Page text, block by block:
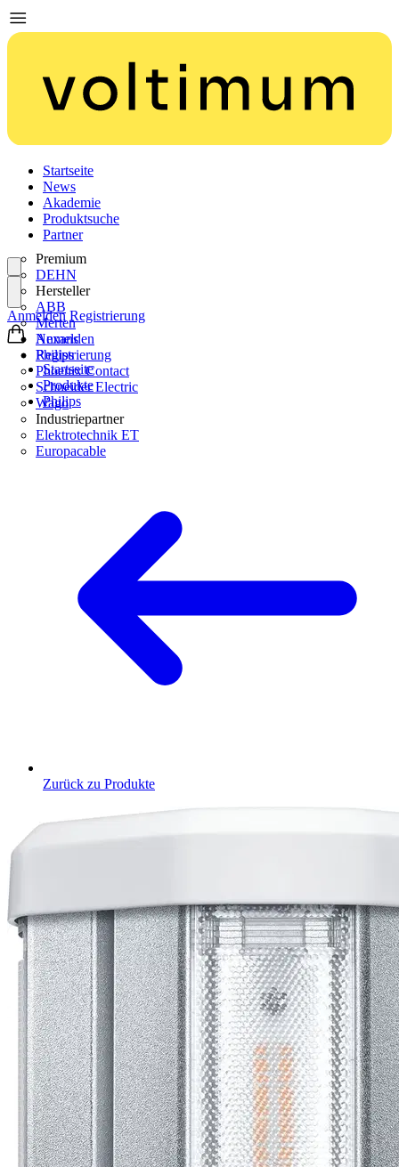
Startseite
News
Akademie
Produktsuche
Partner
Premium
DEHN
Hersteller
ABB
Merten
Nexans
Philips
Phoenix Contact
Schneider Electric
Wago
Industriepartner
Elektrotechnik ET
Europacable
Anmelden
Registrierung
Anmelden Registrierung
Startseite
Produkte
Philips
Zurück zu Produkte